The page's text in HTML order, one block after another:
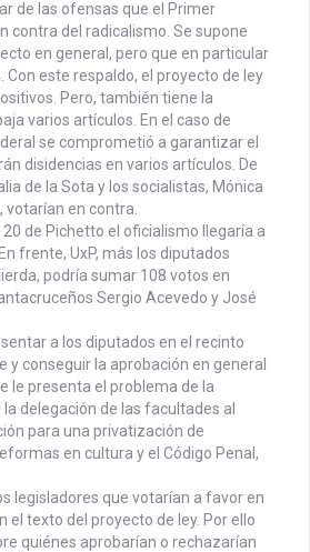
de las ofensas que el Primer
contra del radicalismo. Se supone
en general, pero que en particular
este respaldo, el proyecto de ley
Pero, también tiene la
varios artículos. En el caso de
se comprometió a garantizar el
disidencias en varios artículos. De
de la Sota y los socialistas, Mónica
votarían en contra.
20 de Pichetto el oficialismo llegaría a
frente, UxP, más los diputados
podría sumar 108 votos en
Sergio Acevedo y José
a los diputados en el recinto
y conseguir la aprobación en general
le presenta el problema de la
delegación de las facultades al
para una privatización de
en cultura y el Código Penal,
legisladores que votarían a favor en
el texto del proyecto de ley. Por ello
quiénes aprobarían o rechazarían